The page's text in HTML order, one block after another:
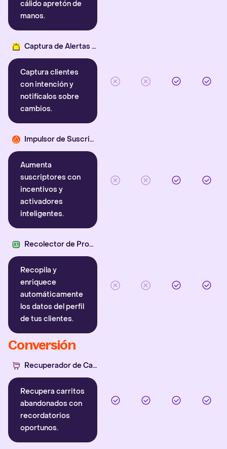
cálido apretón de
manos.
Captura de Alertas Inteligentes
Captura clientes
con intención y
notifícalos sobre
cambios.
Impulsor de Suscriptores
Aumenta
suscriptores con
incentivos y
activadores
inteligentes.
Recolector de Propiedades
Recopila y
enriquece
automáticamente
los datos del perfil
de tus clientes.
Conversión
Recuperador de Carritos
Recupera carritos
abandonados con
recordatorios
oportunos.